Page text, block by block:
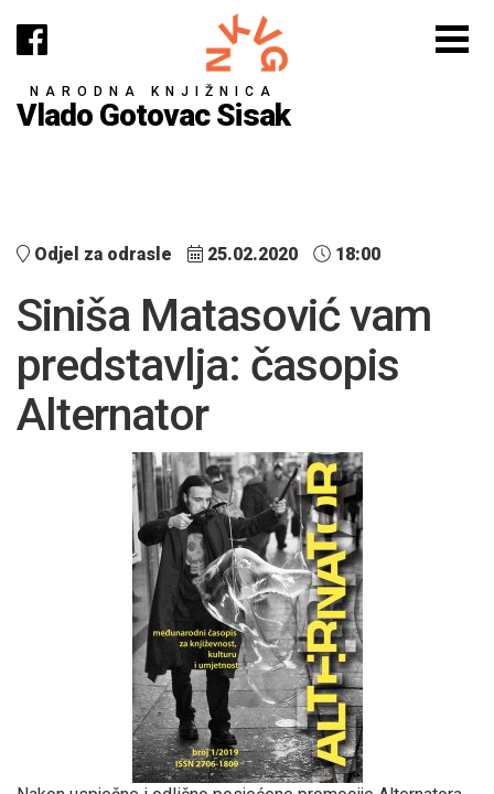
NARODNA KNJIŽNICA
Vlado Gotovac Sisak
Odjel za odrasle 25.02.2020 18:00
Siniša Matasović vam
predstavlja: časopis
Alternator